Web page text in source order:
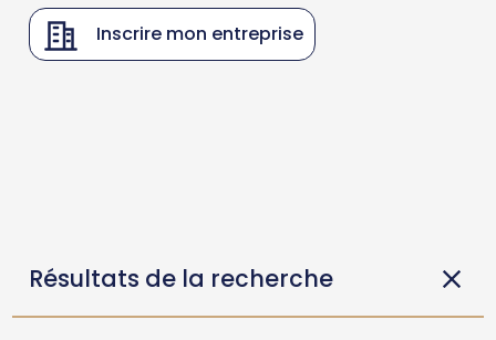
Inscrire mon entreprise
Résultats de la recherche